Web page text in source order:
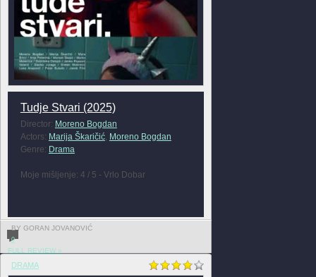
Tudje Stvari (2025)
Director: Moreno Bogdan
Actors: Marija Škaričić, Moreno Bogdan
Genre: Drama
Moje mišljenje: 4 / 5 - Vrlo Dobar
BY GORAN JOVANOVIĆ
0
FULL REVIEW »
DRAMA